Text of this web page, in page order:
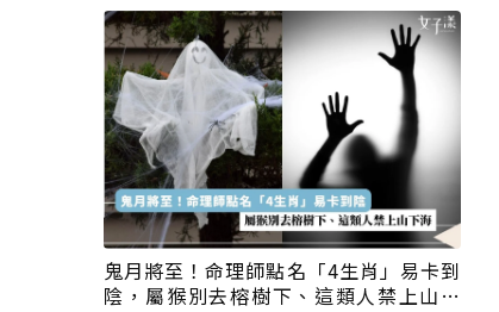
鬼月將至！命理師點名「4生肖」易卡到
陰，屬猴別去榕樹下、這類人禁上山下